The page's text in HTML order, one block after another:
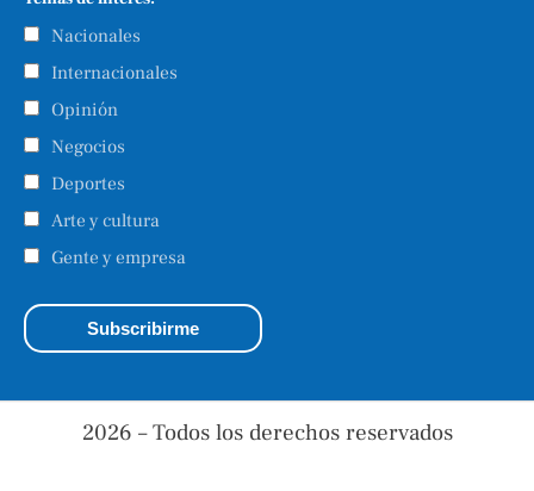
Nacionales
Internacionales
Opinión
Negocios
Deportes
Arte y cultura
Gente y empresa
2026 – Todos los derechos reservados